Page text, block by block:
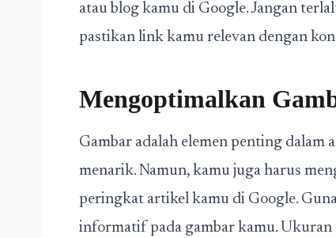
atau blog kamu di Google. Jangan
pastikan link kamu relevan dengan
Mengoptimalkan
Gambar adalah elemen penting
menarik. Namun, kamu juga harus
peringkat artikel kamu di Google.
informatif pada gambar kamu.